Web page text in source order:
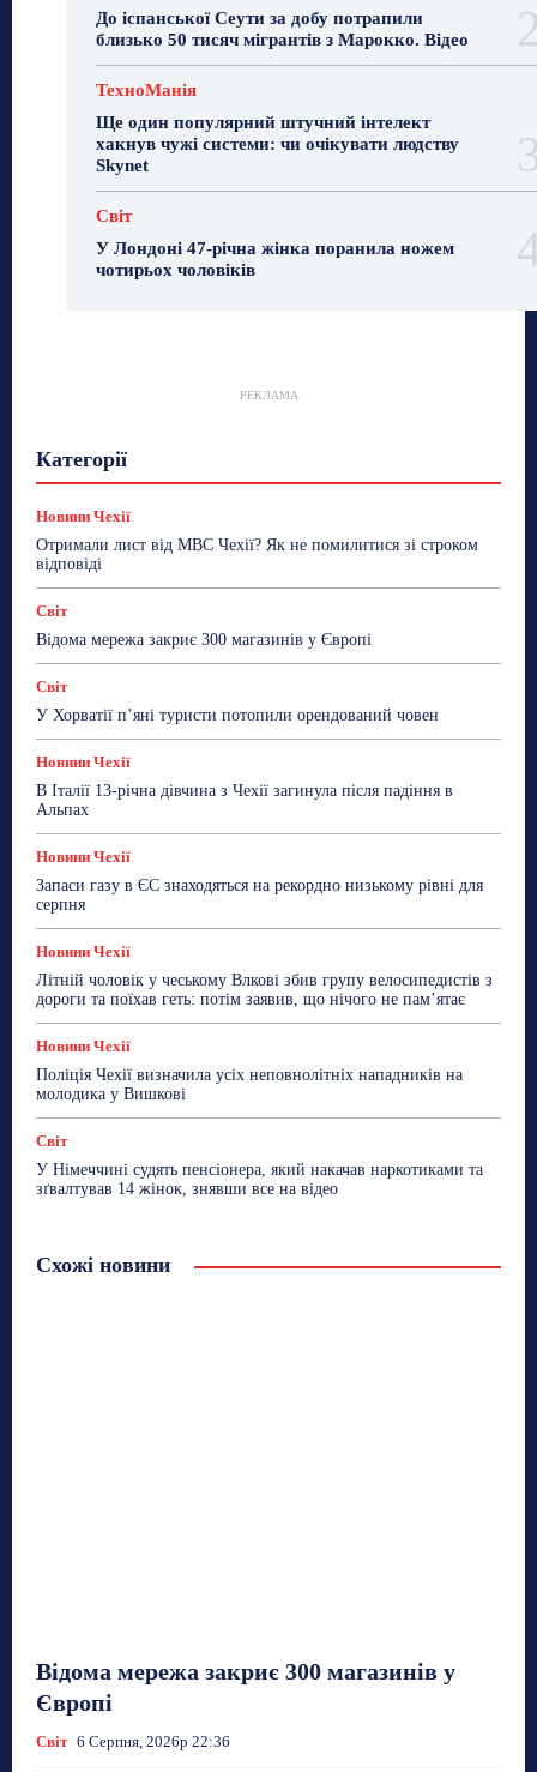
До іспанської Сеути за добу потрапили
близько 50 тисяч мігрантів з Марокко. Відео
ТехноМанія
Ще один популярний штучний інтелект
хакнув чужі системи: чи очікувати людству
Skynet
Світ
У Лондоні 47-річна жінка поранила ножем
чотирьох чоловіків
РЕКЛАМА
Категорії
Новини Чехії
Робота
Сад та город Світ
ТехноМанія
Топ-новини Фоторепортаж
Новини Чехії
Отримали лист від МВС Чехії? Як не помилитися зі строком
відповіді
Світ
Відома мережа закриє 300 магазинів у Європі
Світ
У Хорватії пʼяні туристи потопили орендований човен
Новини Чехії
В Італії 13-річна дівчина з Чехії загинула після падіння в
Альпах
Новини Чехії
Запаси газу в ЄС знаходяться на рекордно низькому рівні для
серпня
Новини Чехії
Літній чоловік у чеському Влкові збив групу велосипедистів з
дороги та поїхав геть: потім заявив, що нічого не пам’ятає
Новини Чехії
Поліція Чехії визначила усіх неповнолітніх нападників на
молодика у Вишкові
Світ
У Німеччині судять пенсіонера, який накачав наркотиками та
зґвалтував 14 жінок, знявши все на відео
Схожі новини
Відома мережа закриє 300 магазинів у
Європі
Світ 6 Серпня, 2026р 22:36